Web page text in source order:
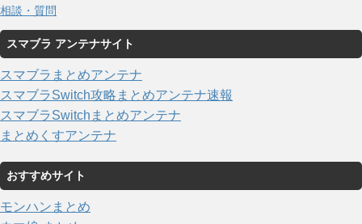
相談・質問
スマブラ アンテナサイト
スマブラまとめアンテナ
スマブラSwitch攻略まとめアンテナ速報
スマブラSwitchまとめアンテナ
まとめくすアンテナ
おすすめサイト
モンハンまとめ